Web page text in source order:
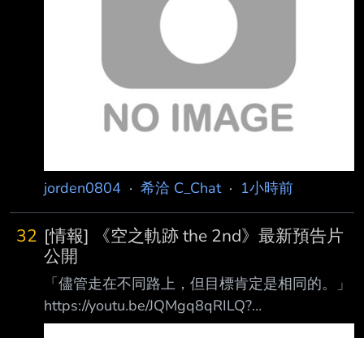
https://i.verb.tw/lGqCdaZh.jpg 棕2wiki有幫忙翻
https://www.gamekee.com/zsca2/715916.html
先放總結： 根據會議記錄披露的程序，該決議
目前處於行政處
jorden0804 · 希洽 C_Chat· 1小時前
32 [情報] 《空之軌跡 the 2nd》最新預告片
公開
「儘管走在不同路上，但目標肯定是相同的。」
https://youtu.be/JQMgq8qRILQ?
si=IxGBpDhYRSL2jHw_ 見證利貝爾王國的最大